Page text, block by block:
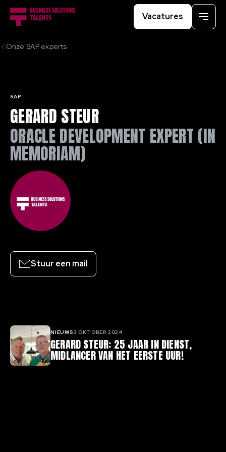
Vacatures
Menu
Onze SAP experts
GERARD STEUR
ORACLE DEVELOPMENT EXPERT (IN
MEMORIAM)
SAP
Stuur een mail
Gerelateerde artikelen
GERARD STEUR: 25 JAAR IN DIENST,
MIDLANCER VAN HET EERSTE UUR!
NIEUWS3 OKTOBER 2024